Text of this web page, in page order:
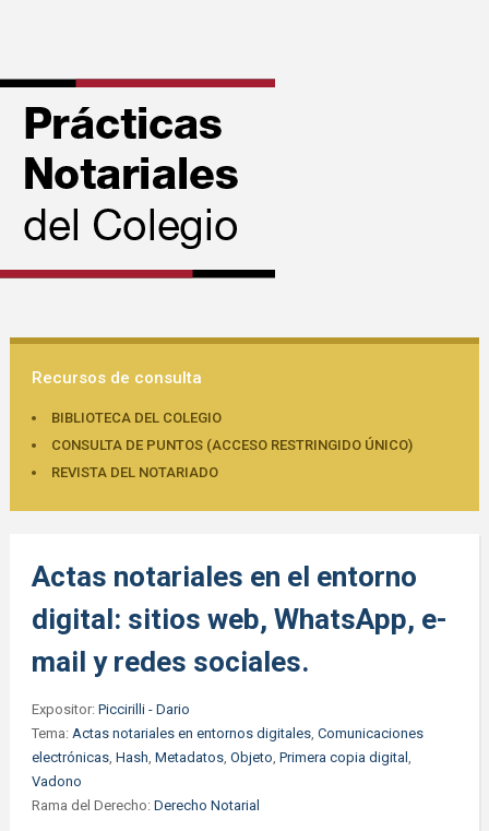
Recursos de consulta
BIBLIOTECA DEL COLEGIO
CONSULTA DE PUNTOS (ACCESO RESTRINGIDO ÚNICO)
REVISTA DEL NOTARIADO
Actas notariales en el entorno
digital: sitios web, WhatsApp, e-
mail y redes sociales.
Expositor: Piccirilli - Dario
Tema: Actas notariales en entornos digitales, Comunicaciones
electrónicas, Hash, Metadatos, Objeto, Primera copia digital ,
Vadono
Rama del Derecho: Derecho Notarial